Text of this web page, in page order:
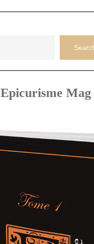
Epicurisme Mag